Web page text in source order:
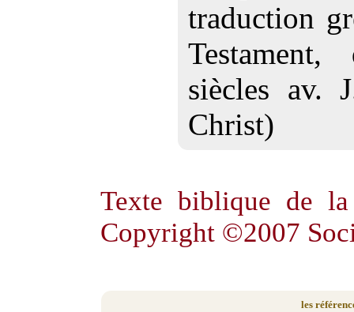
traduction
siècles av.
Christ)
Texte biblique de
Copyright ©2007
les